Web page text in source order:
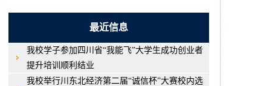
最近信息
我校学子参加四川省“我能飞”大学生成功创业者
提升培训顺利结业
我校举行川东北经济第二届“诚信杯”大赛校内选